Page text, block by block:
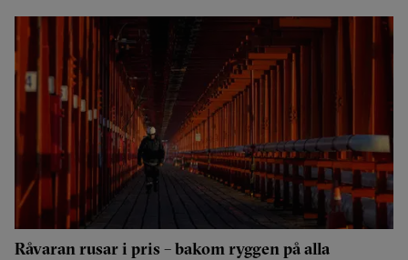
Råvaran rusar i pris – bakom ryggen på alla